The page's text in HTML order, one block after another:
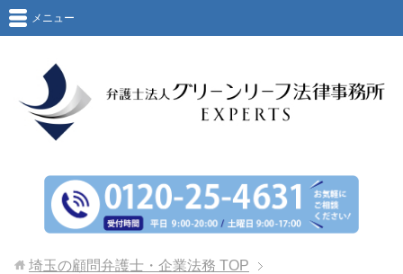
メニュー
埼玉の顧問弁護士・企業法務 TOP